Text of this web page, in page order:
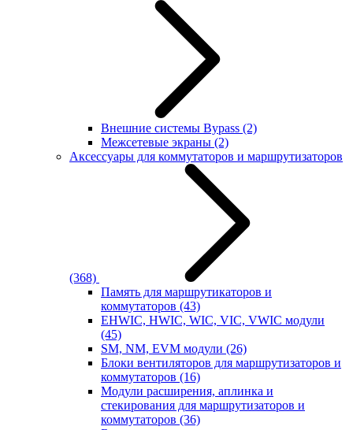
Внешние системы Bypass (2)
Межсетевые экраны (2)
Аксессуары для коммутаторов и маршрутизаторов
(368)
Память для маршрутикаторов и
коммутаторов (43)
EHWIC, HWIC, WIC, VIC, VWIC модули
(45)
SM, NM, EVM модули (26)
Блоки вентиляторов для маршрутизаторов и
коммутаторов (16)
Модули расширения, аплинка и
стекирования для маршрутизаторов и
коммутаторов (36)